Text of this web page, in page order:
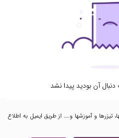
آن بودید پیدا نشد
تیزرها و آموزشها و.... از طریق ایمیل به اطلاع